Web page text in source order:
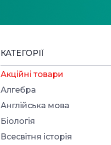
КАТЕГОРІЇ
Акційні товари
Алгебра
Англійська мова
Біологія
Всесвітня історія